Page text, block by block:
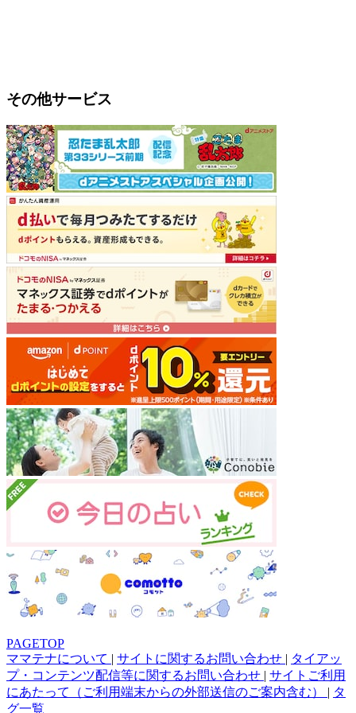
その他サービス
PAGETOP
ママテナについて | サイトに関するお問い合わせ | タイアッ
プ・コンテンツ配信等に関するお問い合わせ | サイトご利用
にあたって（ご利用端末からの外部送信のご案内含む） | タ
グ一覧